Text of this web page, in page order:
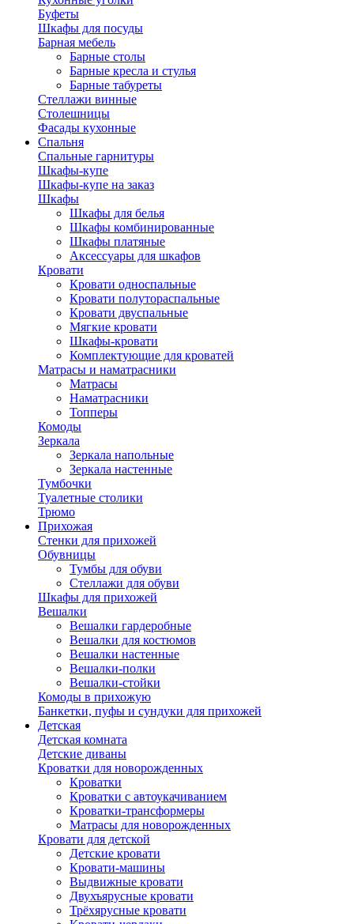
Буфеты
Шкафы для посуды
Барная мебель
Барные столы
Барные кресла и стулья
Барные табуреты
Стеллажи винные
Столешницы
Фасады кухонные
Спальня
Спальные гарнитуры
Шкафы-купе
Шкафы-купе на заказ
Шкафы
Шкафы для белья
Шкафы комбинированные
Шкафы платяные
Аксессуары для шкафов
Кровати
Кровати односпальные
Кровати полутораспальные
Кровати двуспальные
Мягкие кровати
Шкафы-кровати
Комплектующие для кроватей
Матрасы и наматрасники
Матрасы
Наматрасники
Топперы
Комоды
Зеркала
Зеркала напольные
Зеркала настенные
Тумбочки
Туалетные столики
Трюмо
Прихожая
Стенки для прихожей
Обувницы
Тумбы для обуви
Стеллажи для обуви
Шкафы для прихожей
Вешалки
Вешалки гардеробные
Вешалки для костюмов
Вешалки настенные
Вешалки-полки
Вешалки-стойки
Комоды в прихожую
Банкетки, пуфы и сундуки для прихожей
Детская
Детская комната
Детские диваны
Кроватки для новорожденных
Кроватки
Кроватки с автоукачиванием
Кроватки-трансформеры
Матрасы для новорожденных
Кровати для детской
Детские кровати
Кровати-машины
Выдвижные кровати
Двухъярусные кровати
Трёхярусные кровати